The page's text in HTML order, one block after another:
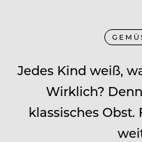
Jedes Kind weiß,
Wirklich?
klassisches